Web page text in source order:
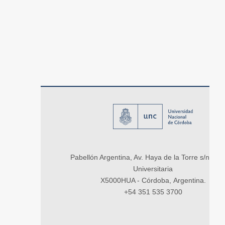
Pabellón Argentina, Av. Haya de la Torre s/n,
Universitaria
X5000HUA - Córdoba, Argentina.
+54 351 535 3700